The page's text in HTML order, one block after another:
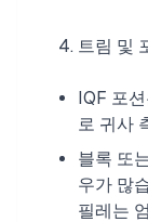
트림 및
IQF 포
로 귀사
블록 또
우가 많
필레는